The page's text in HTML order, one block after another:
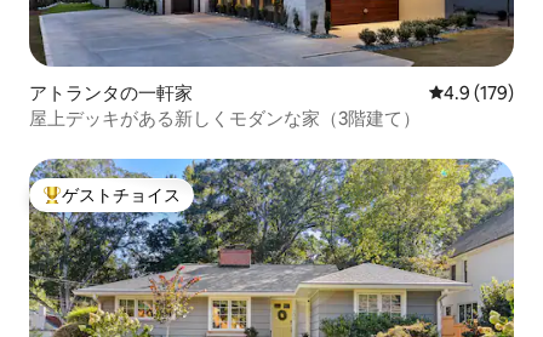
アトランタの一軒家 レビュー179
4.9 (179)
屋上デッキがある新しくモダンな家（3階建て）
大好評のゲストチョイスです。
ゲストチョイス